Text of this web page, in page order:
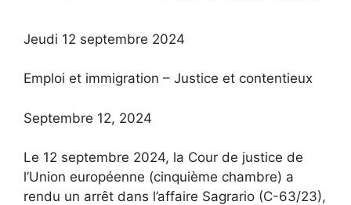
Jeudi 12 septembre 2024
Emploi et immigration – Justice et contentieux
Septembre 12, 2024
Le 12 septembre 2024, la Cour de justice de
l’Union européenne (cinquième chambre) a
rendu un arrêt dans l’affaire Sagrario (C-63/23),